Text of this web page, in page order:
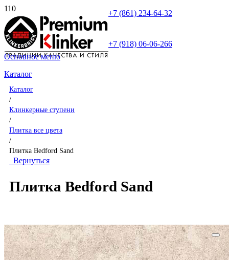
+7 (861) 234-64-32
+7 (918) 06-06-266
Основное меню
Каталог
Каталог
/
Клинкерные ступени
/
Плитка все цвета
/
Плитка Bedford Sand
Вернуться
Плитка Bedford Sand